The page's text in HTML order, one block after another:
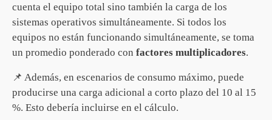
cuenta el equipo total sino también la carga de los
sistemas operativos simultáneamente. Si todos los
equipos no están funcionando simultáneamente, se toma
un promedio ponderado con factores multiplicadores.
📌 Además, en escenarios de consumo máximo, puede
producirse una carga adicional a corto plazo del 10 al 15
%. Esto debería incluirse en el cálculo.